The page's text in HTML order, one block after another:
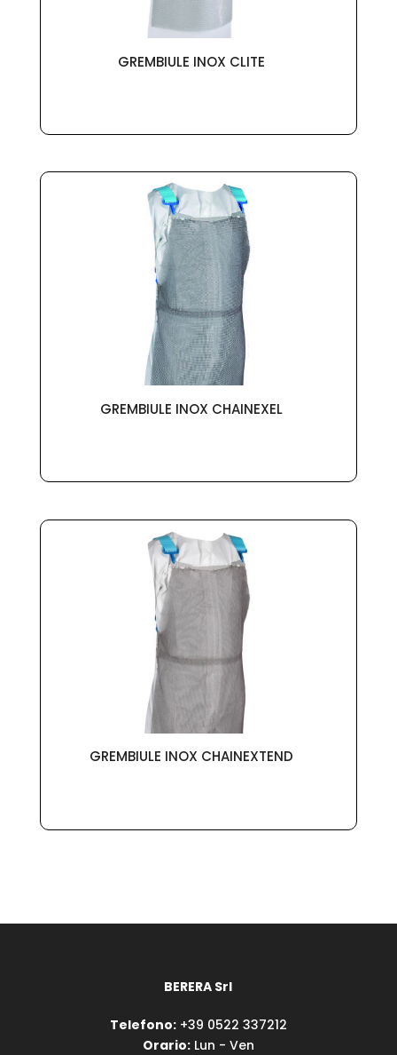
GREMBIULE INOX CLITE
GREMBIULE INOX CHAINEXEL
GREMBIULE INOX CHAINEXTEND
BERERA Srl
Telefono:+39 0522 337212
Orario:Lun - Ven